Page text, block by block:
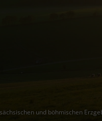
und böhmischen